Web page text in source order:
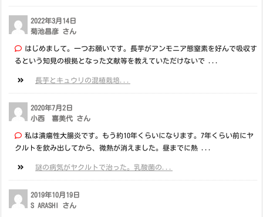
2022年3月14日
菊池昌彦 さん
はじめまして。一つお願いです。長芋がアンモニア態窒素を好んで吸収す
るという知見の根拠となった文献等を教えていただけないで ...
長芋とキュウリの混植栽培...
2020年7月2日
小西 喜美代 さん
私は潰瘍性大腸炎です。もう約10年くらいになります。7年くらい前にヤ
クルトを飲み出してから、微熱が消えました。昼までに熱 ...
謎の病気がヤクルトで治った。乳酸菌の...
2019年10月19日
S ARASHI さん